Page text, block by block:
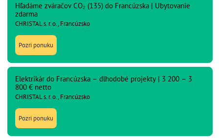
Hľadáme zváračov CO₂ (135) do Francúzska | Ubytovanie
zdarma
CHRISTAL s. r. o., Francúzsko
Pozri ponuku
Elektrikár do Francúzska – dlhodobé projekty | 3 200 – 3
800 € netto
CHRISTAL s. r. o., Francúzsko
Pozri ponuku